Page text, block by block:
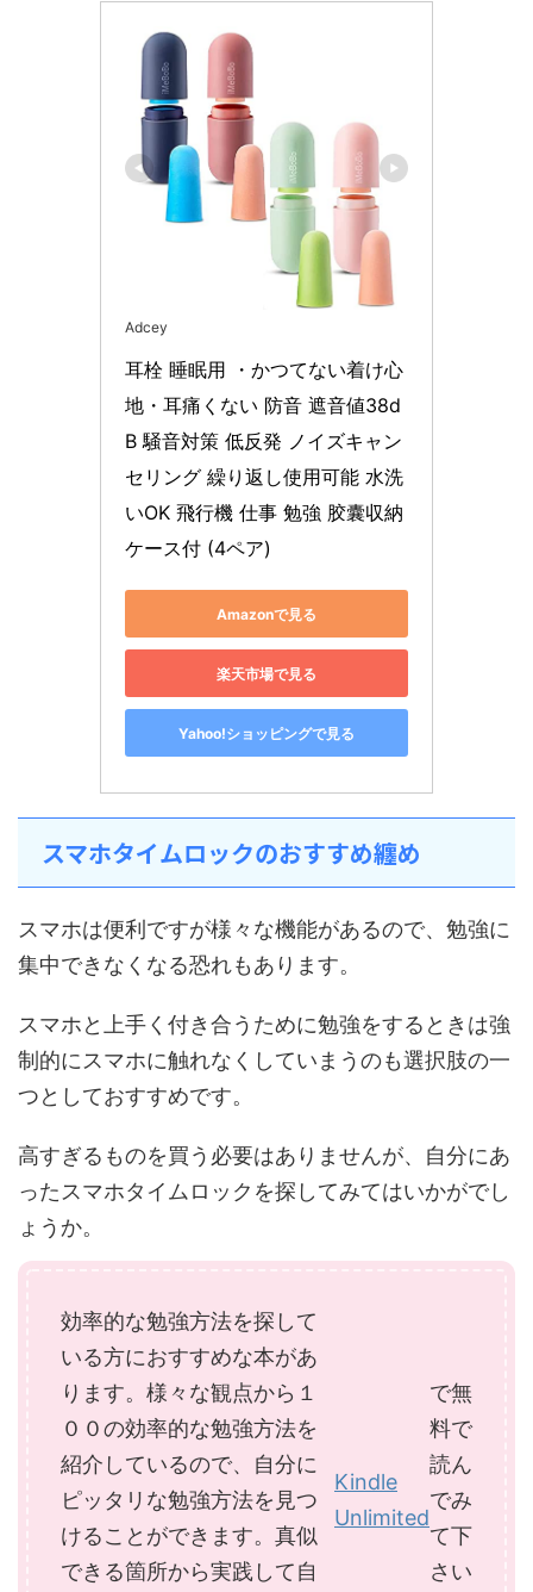
Adcey
耳栓 睡眠用 ・かつてない着け心
地・耳痛くない 防音 遮音値38d
B 騒音対策 低反発 ノイズキャン
セリング 繰り返し使用可能 水洗
いOK 飛行機 仕事 勉強 胶囊収納
ケース付 (4ペア)
Amazonで見る
楽天市場で見る
Yahoo!ショッピングで見る
スマホタイムロックのおすすめ纏め
スマホは便利ですが様々な機能があるので、勉強に
集中できなくなる恐れもあります。
スマホと上手く付き合うために勉強をするときは強
制的にスマホに触れなくしていまうのも選択肢の一
つとしておすすめです。
高すぎるものを買う必要はありませんが、自分にあ
ったスマホタイムロックを探してみてはいかがでし
ょうか。
効率的な勉強方法を探して
いる方におすすめな本があ
ります。様々な観点から１
００の効率的な勉強方法を
紹介しているので、自分に
ピッタリな勉強方法を見つ
けることができます。真似
できる箇所から実践して自
Kindle
Unlimited
で無
料で
読ん
でみ
て下
さい